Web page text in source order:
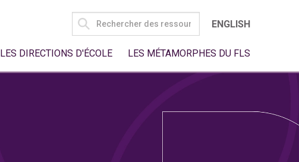
SEARCH
FOR:
ENGLISH
LES DIRECTIONS D'ÉCOLE LES MÉTAMORPHES DU FLS